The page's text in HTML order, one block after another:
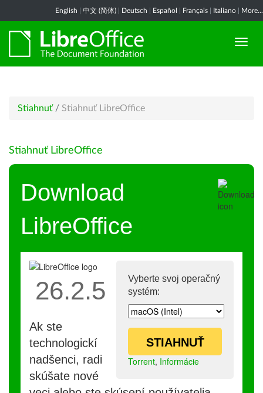
English 中文 (简体) Deutsch Español Français Italiano More...
Stiahnuť / Stiahnuť LibreOffice
Stiahnuť LibreOffice
Download
LibreOffice
Vyberte svoj operačný
systém:
STIAHNUŤ
Torrent, Informácie
26.2.5
Ak ste
technologickí
nadšenci, radi
skúšate nové